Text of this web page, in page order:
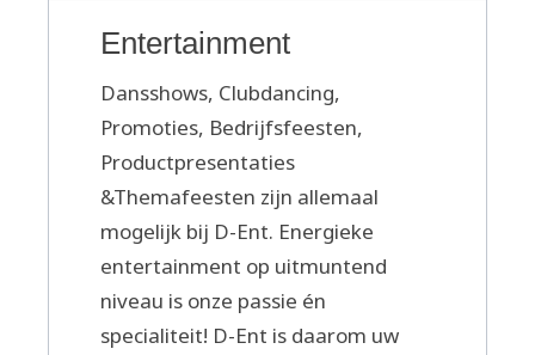
Entertainment
Dansshows, Clubdancing,
Promoties, Bedrijfsfeesten,
Productpresentaties
&Themafeesten zijn allemaal
mogelijk bij D-Ent. Energieke
entertainment op uitmuntend
niveau is onze passie én
specialiteit! D-Ent is daarom uw